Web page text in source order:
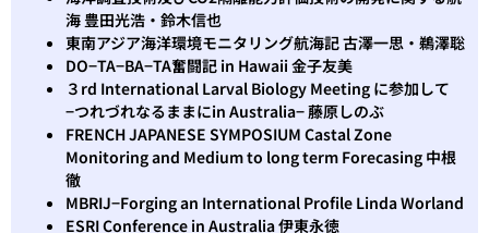
海 豊田光浩・鈴木信也
東南アジア海洋環境モニタリング航海記 古澤一思・鵜澤聡
DO−TA−BA−TA奮闘記 in Hawaii 金子友美
３rd International Larval Biology Meeting に参加して
−つれづれなるままにin Australia− 藤原しのぶ
FRENCH JAPANESE SYMPOSIUM Castal Zone
Monitoring and Medium to long term Forecasing 中根
徹
MBRIJ−Forging an International Profile Linda Worland
ESRI Conference in Australia 伊東永徳